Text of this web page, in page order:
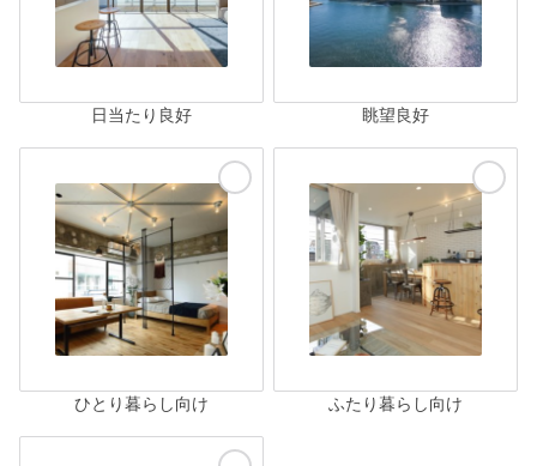
日当たり良好 眺望良好
ひとり暮らし向け ふたり暮らし向け